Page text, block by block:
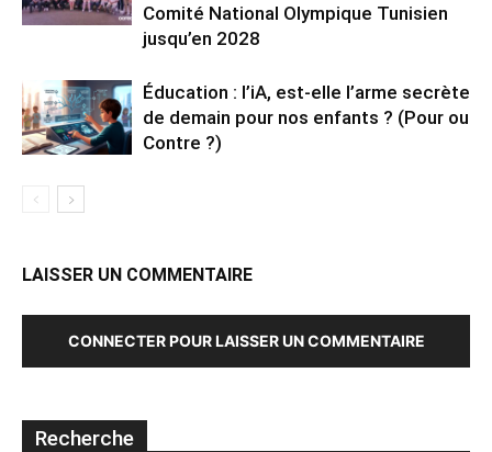
Comité National Olympique Tunisien
jusqu’en 2028
Éducation : l’iA, est-elle l’arme secrète
de demain pour nos enfants ? (Pour ou
Contre ?)
LAISSER UN COMMENTAIRE
CONNECTER POUR LAISSER UN COMMENTAIRE
Recherche